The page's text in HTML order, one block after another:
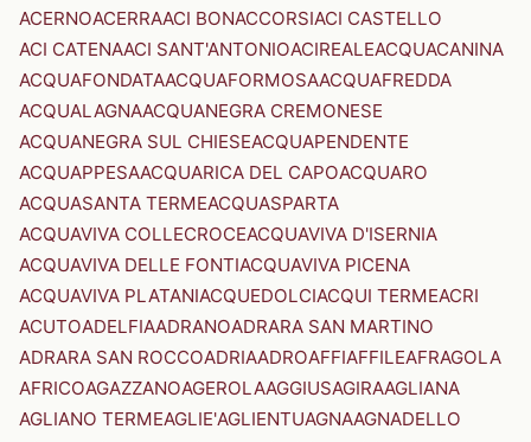
ACERNOACERRAACI BONACCORSIACI CASTELLO
ACI CATENAACI SANT'ANTONIOACIREALEACQUACANINA
ACQUAFONDATAACQUAFORMOSAACQUAFREDDA
ACQUALAGNAACQUANEGRA CREMONESE
ACQUANEGRA SUL CHIESEACQUAPENDENTE
ACQUAPPESAACQUARICA DEL CAPOACQUARO
ACQUASANTA TERMEACQUASPARTA
ACQUAVIVA COLLECROCEACQUAVIVA D'ISERNIA
ACQUAVIVA DELLE FONTIACQUAVIVA PICENA
ACQUAVIVA PLATANIACQUEDOLCIACQUI TERMEACRI
ACUTOADELFIAADRANOADRARA SAN MARTINO
ADRARA SAN ROCCOADRIAADROAFFIAFFILEAFRAGOLA
AFRICOAGAZZANOAGEROLAAGGIUSAGIRAAGLIANA
AGLIANO TERMEAGLIE'AGLIENTUAGNAAGNADELLO